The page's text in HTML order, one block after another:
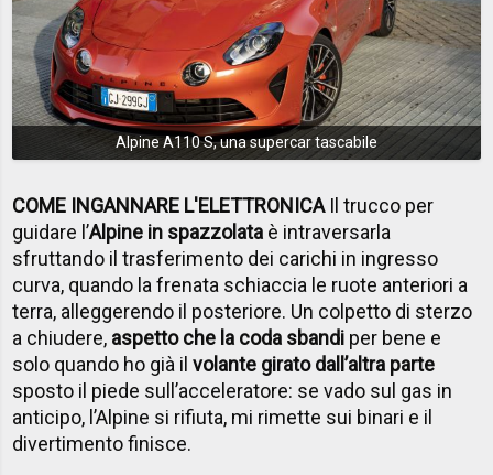
Alpine A110 S, una supercar tascabile
COME INGANNARE L'ELETTRONICAIl trucco per
guidare l’Alpine in spazzolata è intraversarla
sfruttando il trasferimento dei carichi in ingresso
curva, quando la frenata schiaccia le ruote anteriori a
terra, alleggerendo il posteriore. Un colpetto di sterzo
a chiudere, aspetto che la coda sbandi per bene e
solo quando ho già ilvolante girato dall’altra parte
sposto il piede sull’acceleratore: se vado sul gas in
anticipo, l’Alpine si rifiuta, mi rimette sui binari e il
divertimento finisce.